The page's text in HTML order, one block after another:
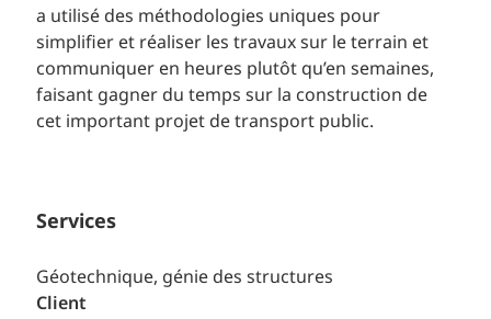
a utilisé des méthodologies uniques pour
simplifier et réaliser les travaux sur le terrain et
communiquer en heures plutôt qu’en semaines,
faisant gagner du temps sur la construction de
cet important projet de transport public.
Services
Géotechnique, génie des structures
Client